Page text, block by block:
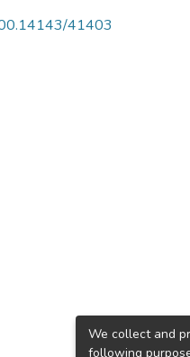
41403
We collect and
following